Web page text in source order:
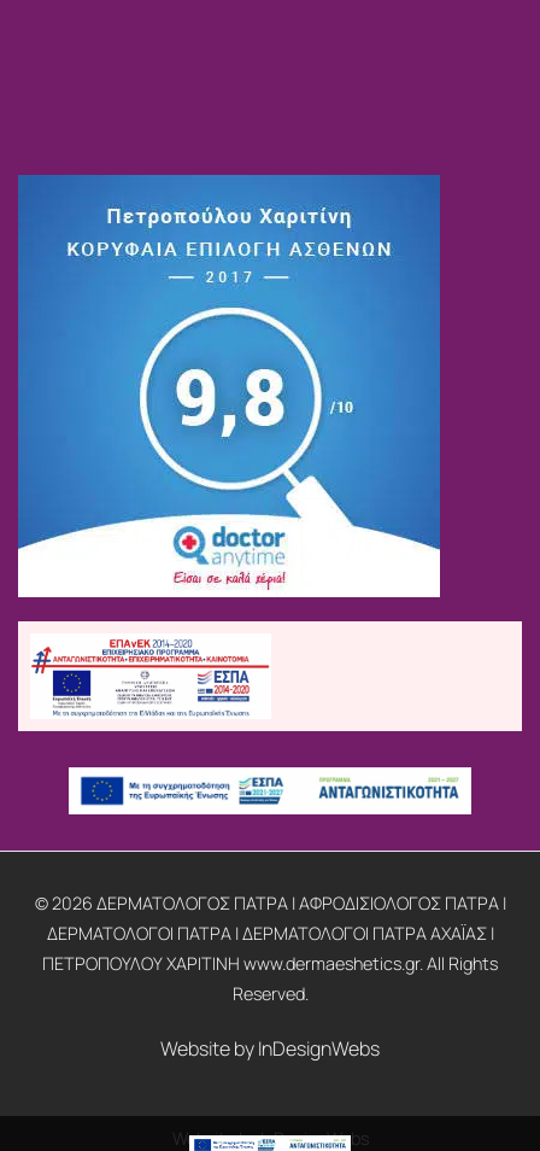
© 2026 ΔΕΡΜΑΤΟΛΟΓΟΣ ΠΑΤΡΑ | ΑΦΡΟΔΙΣΙΟΛΟΓΟΣ ΠΑΤΡΑ |
ΔΕΡΜΑΤΟΛΟΓΟΙ ΠΑΤΡΑ | ΔΕΡΜΑΤΟΛΟΓΟΙ ΠΑΤΡΑ ΑΧΑΪΑΣ |
ΠΕΤΡΟΠΟΥΛΟΥ ΧΑΡΙΤΙΝΗ www.dermaeshetics.gr. All Rights
Reserved.
Website byInDesignWebs
Website byInDesignWebs